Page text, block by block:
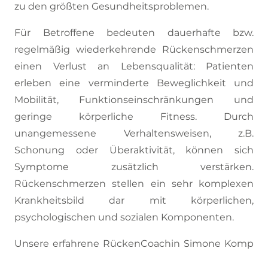
zu den größten Gesundheitsproblemen.
Für Betroffene bedeuten dauerhafte bzw.
regelmäßig wiederkehrende Rückenschmerzen
einen Verlust an Lebensqualität: Patienten
erleben eine verminderte Beweglichkeit und
Mobilität, Funktionseinschränkungen und
geringe körperliche Fitness. Durch
unangemessene Verhaltensweisen, z.B.
Schonung oder Überaktivität, können sich
Symptome zusätzlich verstärken.
Rückenschmerzen stellen ein sehr komplexen
Krankheitsbild dar mit körperlichen,
psychologischen und sozialen Komponenten.
Unsere erfahrene RückenCoachin Simone Komp